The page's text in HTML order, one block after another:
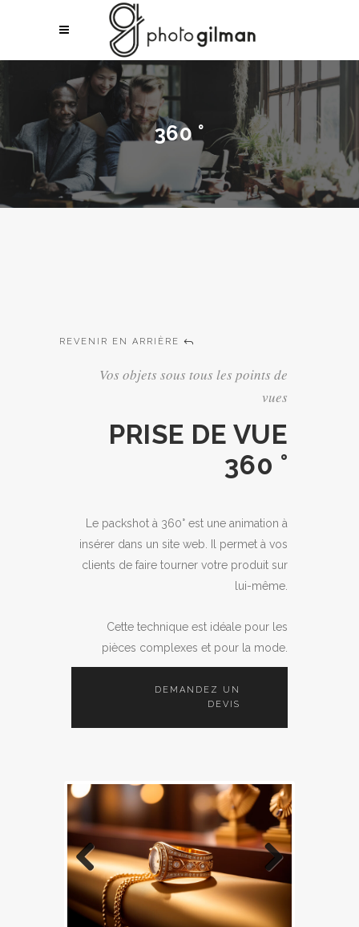
360 °
REVENIR EN ARRIÈRE
Vos objets sous tous les points de
vues
PRISE DE VUE
360 °
Le packshot à 360° est une animation à
insérer dans un site web. Il permet à vos
clients de faire tourner votre produit sur
lui-même.
Cette technique est idéale pour les
pièces complexes et pour la mode.
DEMANDEZ UN
DEVIS
Previous Next